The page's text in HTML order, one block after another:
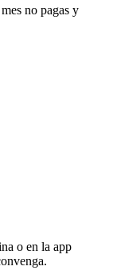
no pagas y
o en la app